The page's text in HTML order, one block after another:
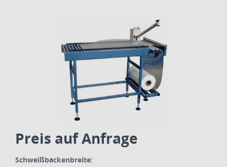
Preis auf Anfrage
Schweißbackenbreite: